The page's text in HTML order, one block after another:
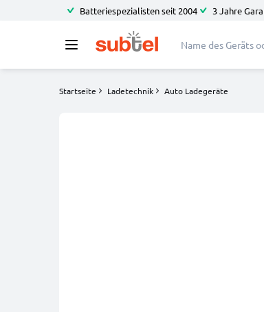
Batteriespezialisten seit 2004 3 Jahre
Startseite Ladetechnik Auto Ladegeräte